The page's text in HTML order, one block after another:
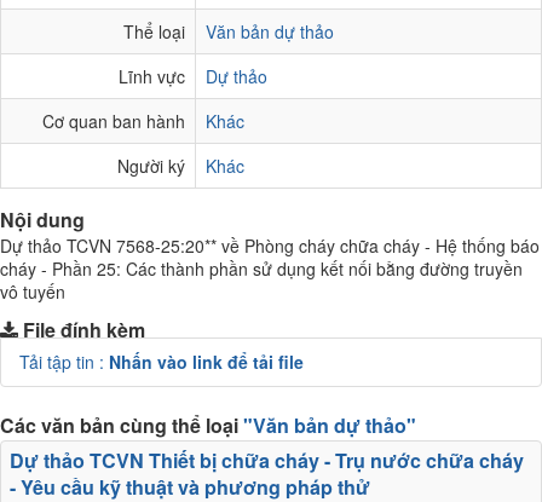
Thể loại
Văn bản dự thảo
Lĩnh vực
Dự thảo
Cơ quan ban hành
Khác
Người ký
Khác
Nội dung
Dự thảo TCVN 7568-25:20** về Phòng cháy chữa cháy - Hệ thống báo
cháy - Phần 25: Các thành phần sử dụng kết nối bằng đường truyền
vô tuyến
File đính kèm
Tải tập tin : Nhấn vào link để tải file
Các văn bản cùng thể loại"Văn bản dự thảo"
Dự thảo TCVN Thiết bị chữa cháy - Trụ nước chữa cháy
- Yêu cầu kỹ thuật và phương pháp thử